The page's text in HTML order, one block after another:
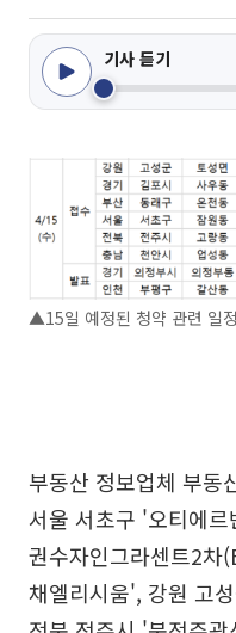
기사 듣기
▲15일 예정된 청약 관련 일
부동산 정보업체 부동
서울 서초구 '오티에
권수자인그라센트2차
채엘리시움', 강원 고